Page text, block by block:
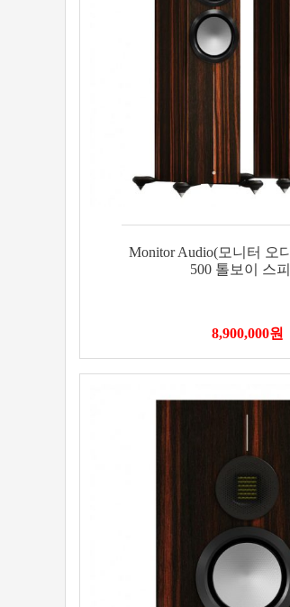
Monitor Audio(모니터 오
500 톨보이 스
8,900,000원